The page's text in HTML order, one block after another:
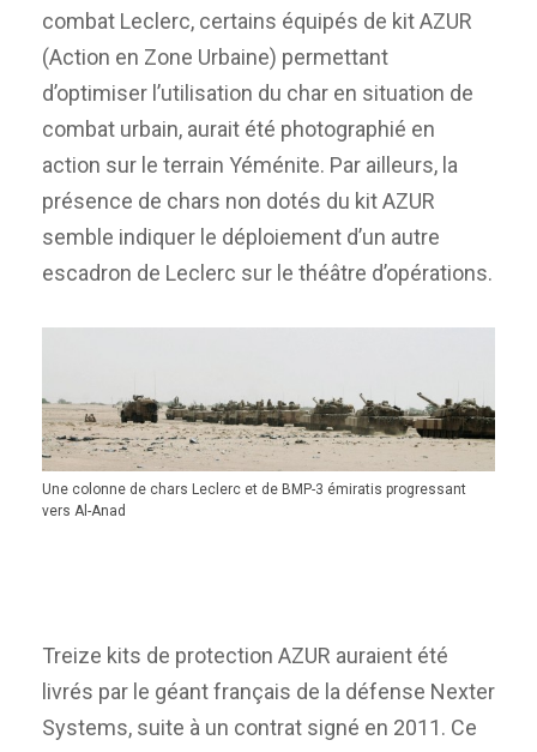
combat Leclerc, certains équipés de kit AZUR
(Action en Zone Urbaine) permettant
d’optimiser l’utilisation du char en situation de
combat urbain, aurait été photographié en
action sur le terrain Yéménite. Par ailleurs, la
présence de chars non dotés du kit AZUR
semble indiquer le déploiement d’un autre
escadron de Leclerc sur le théâtre d’opérations.
Une colonne de chars Leclerc et de BMP-3 émiratis progressant
vers Al-Anad
Treize kits de protection AZUR auraient été
livrés par le géant français de la défense Nexter
Systems, suite à un contrat signé en 2011. Ce